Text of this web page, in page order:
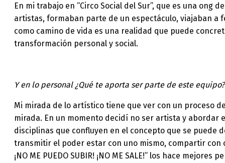
En mi trabajo en “Circo Social del Sur”, que es una
artistas, formaban parte de un espectáculo, viajaban a
como camino de vida es una realidad que puede
transformación personal y social.
Y en lo personal ¿Qué te aporta ser parte de este equipo?
Mi mirada de lo artístico tiene que ver con un proceso
mirada. En un momento decidí no ser artista y
disciplinas que confluyen en el concepto que se puede
transmitir el poder estar con uno mismo, compartir con
¡NO ME PUEDO SUBIR! ¡NO ME SALE!” los hace mejores